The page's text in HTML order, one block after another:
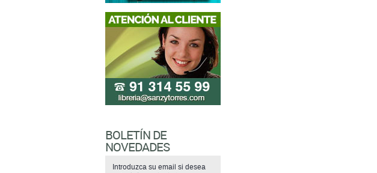
BOLETÍN DE
NOVEDADES
Introduzca su email si desea